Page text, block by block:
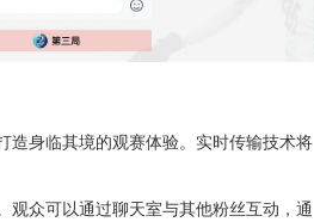
造身临其境的观赛体验。实时传输技术将
众可以通过聊天室与其他粉丝互动，通